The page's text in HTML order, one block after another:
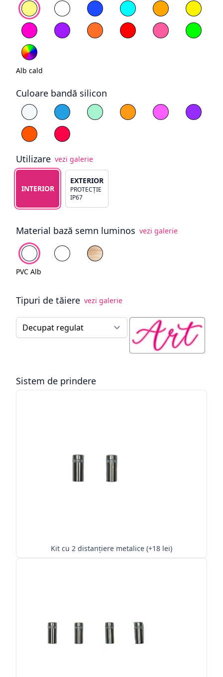
Alege culoare
Alb cald Alb rece Albastru Cyan Galben
Magenta
Mov PortocaliuRoșu Roz deschisVerde
RGB
Alb cald
Culoare bandă silicon
Alege culoare silicon
Alb Albastru Cyan Galben Magenta
Mov
PortocaliuRoșu
Utilizare vezi galerie
Alege tipul de utilizare
INTERIOR
EXTERIOR
PROTECȚIE
IP67
Material bază semn luminos vezi galerie
Alege fundal
PVC Alb Plexiglas AlbLemn Natur
PVC Alb
Tipuri de tăiere vezi galerie
Tip tăiere semn luminos
Sistem de prindere
Kit cu 2 distanțiere metalice (+18 lei)